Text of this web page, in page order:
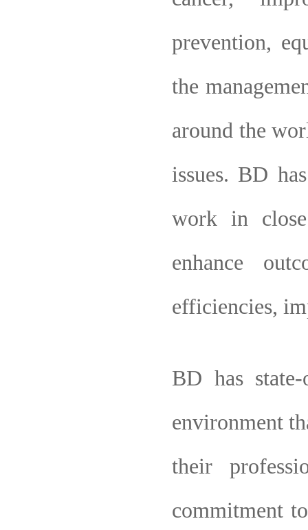
prevention,
the
around the
issues. BD
work in
enhance
efficiencies,
BD has
environment
their
commitment